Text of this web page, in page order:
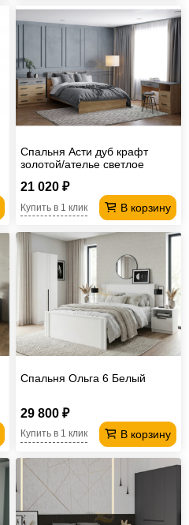
Спальня Асти дуб крафт
золотой/ателье светлое
21 020 ₽
В корзину
Купить в 1 клик
Спальня Ольга 6 Белый
29 800 ₽
В корзину
Купить в 1 клик